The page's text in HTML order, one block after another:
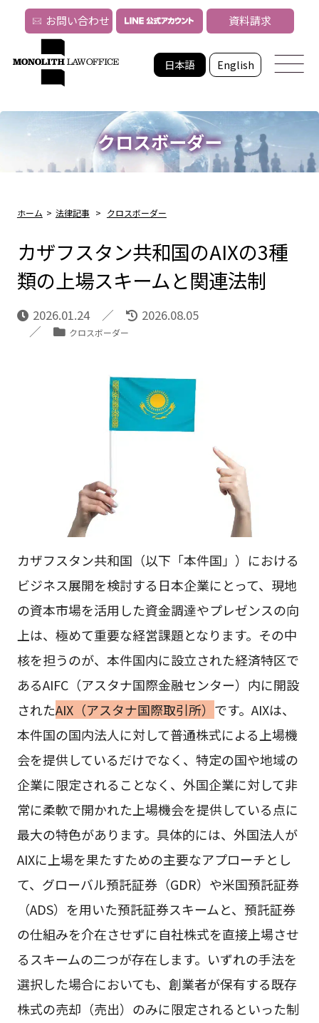
日本語 English
お問い合わせ 資料請求
クロスボーダー
ホーム > 法律記事 > クロスボーダー
カザフスタン共和国のAIXの3種
類の上場スキームと関連法制
2026.01.24 2026.08.05
クロスボーダー
カザフスタン共和国（以下「本件国」）における
ビジネス展開を検討する日本企業にとって、現地
の資本市場を活用した資金調達やプレゼンスの向
上は、極めて重要な経営課題となります。その中
核を担うのが、本件国内に設立された経済特区で
あるAIFC（アスタナ国際金融センター）内に開設
されたAIX（アスタナ国際取引所） です。AIXは、
本件国の国内法人に対して普通株式による上場機
会を提供しているだけでなく、特定の国や地域の
企業に限定されることなく、外国企業に対して非
常に柔軟で開かれた上場機会を提供している点に
最大の特色があります。具体的には、外国法人が
AIXに上場を果たすための主要なアプローチとし
て、グローバル預託証券（GDR）や米国預託証券
（ADS）を用いた預託証券スキームと、預託証券
の仕組みを介在させずに自社株式を直接上場させ
るスキームの二つが存在します。いずれの手法を
選択した場合においても、創業者が保有する既存
株式の売却（売出）のみに限定されるといった制